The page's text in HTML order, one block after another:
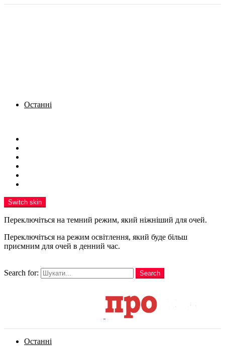
Останні
Switch skin
Переключіться на темний режим, який ніжніший для очей.
Переключіться на режим освітлення, який буде більш
приємним для очей в денний час.
Search for:
Search
Останні